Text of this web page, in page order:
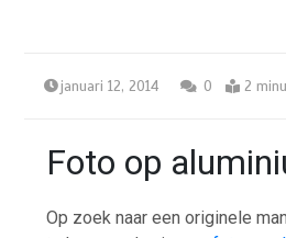
januari 12, 2014 0 2
Foto op
Op zoek naar een originele